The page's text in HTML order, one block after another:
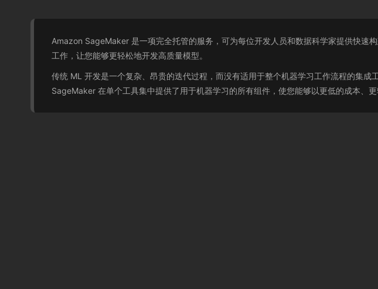
Amazon SageMaker 是一项完全托管的服务，可为每位开发人员和数据科学家提供快
工作，让您能够更轻松地开发高质量模型。
传统 ML 开发是一个复杂、昂贵的迭代过程，而没有适用于整个机器学习工作流程的集
SageMaker 在单个工具集中提供了用于机器学习的所有组件，使您能够以更低的成本、